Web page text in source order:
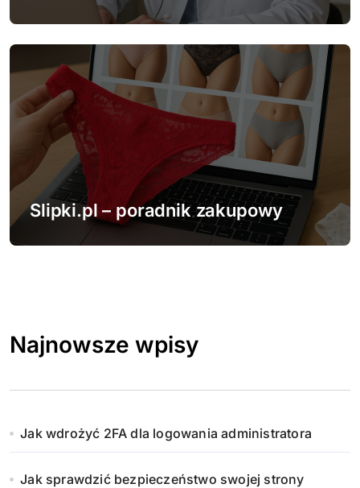
Slipki.pl – poradnik zakupowy
Najnowsze wpisy
Jak wdrożyć 2FA dla logowania administratora
Jak sprawdzić bezpieczeństwo swojej strony